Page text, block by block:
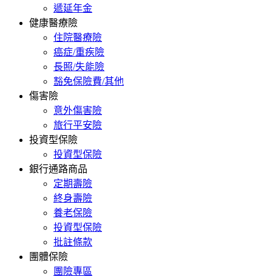
遞延年金
健康醫療險
住院醫療險
癌症/重疾險
長照/失能險
豁免保險費/其他
傷害險
意外傷害險
旅行平安險
投資型保險
投資型保險
銀行通路商品
定期壽險
終身壽險
養老保險
投資型保險
批註條款
團體保險
團險專區